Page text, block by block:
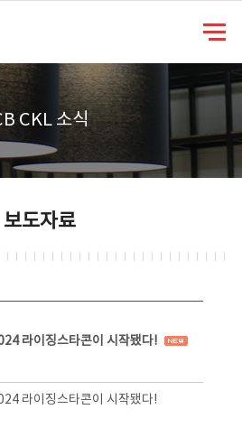
CKL 소식
보도자료
라이징스타콘이 시작됐다!
라이징스타콘이 시작됐다!